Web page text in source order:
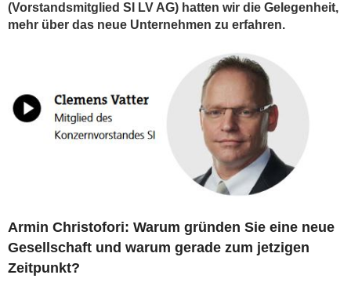
(Vorstandsmitglied SI LV AG) hatten wir die Gelegenheit,
mehr über das neue Unternehmen zu erfahren.
Armin Christofori: Warum gründen Sie eine neue
Gesellschaft und warum gerade zum jetzigen
Zeitpunkt?